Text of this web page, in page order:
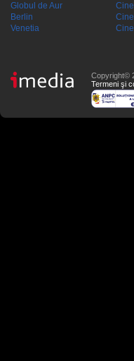
Globul de Aur
Berlin
Venetia
Copyright©
Termeni şi